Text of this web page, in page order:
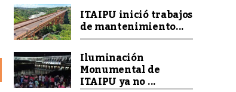
ITAIPU inició trabajos
de mantenimiento...
Iluminación
Monumental de
ITAIPU ya no ...